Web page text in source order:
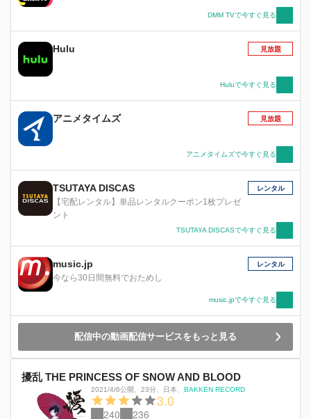
かき、世界中を暗躍する。東京、上海、ロンド
ン……世界各地で繰り広げられるインテリジェン
DMM TVで今すぐ見る
Hulu 見放題
Huluで今すぐ見る
アニメタイムズ 見放題
アニメタイムズで今すぐ見る
TSUTAYA DISCAS
【宅配レンタル】単品レンタルクーポン1枚プレゼ
ント
レンタル
TSUTAYA DISCASで今すぐ見る
music.jp
今なら30日間無料でおためし
レンタル
music.jpで今すぐ見る
配信中の動画配信サービスをもっと見る
擾乱 THE PRINCESS OF SNOW AND BLOOD
2021/4/6公開 23分 日本 BAKKEN RECORD
3.0
240 236